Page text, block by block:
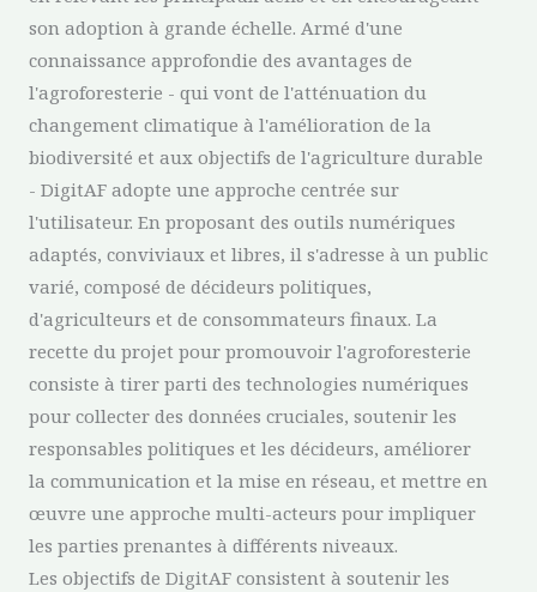
son adoption à grande échelle. Armé d'une
connaissance approfondie des avantages de
l'agroforesterie - qui vont de l'atténuation du
changement climatique à l'amélioration de la
biodiversité et aux objectifs de l'agriculture durable
- DigitAF adopte une approche centrée sur
l'utilisateur. En proposant des outils numériques
adaptés, conviviaux et libres, il s'adresse à un public
varié, composé de décideurs politiques,
d'agriculteurs et de consommateurs finaux. La
recette du projet pour promouvoir l'agroforesterie
consiste à tirer parti des technologies numériques
pour collecter des données cruciales, soutenir les
responsables politiques et les décideurs, améliorer
la communication et la mise en réseau, et mettre en
œuvre une approche multi-acteurs pour impliquer
les parties prenantes à différents niveaux.
Les objectifs de DigitAF consistent à soutenir les